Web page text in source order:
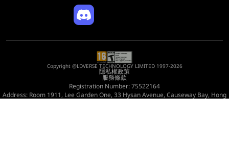
Copyright @LDVERSE TECHNOLOGY LIMITED 1997-2026
隱私權政策
服務條款
Registration Number: 75522164
Address: Room 1911, Lee Garden One, 33 Hysan Avenue, Causeway Bay, Hong
Kong